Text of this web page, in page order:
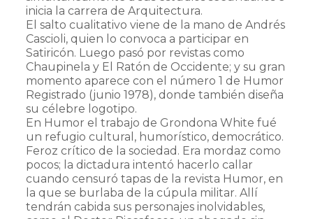
inicia la carrera de Arquitectura.
El salto cualitativo viene de la mano de Andrés
Cascioli, quien lo convoca a participar en
Satiricón. Luego pasó por revistas como
Chaupinela y El Ratón de Occidente; y su gran
momento aparece con el número 1 de Humor
Registrado (junio 1978), donde también diseña
su célebre logotipo.
En Humor el trabajo de Grondona White fué
un refugio cultural, humorístico, democrático.
Feroz crítico de la sociedad. Era mordaz como
pocos; la dictadura intentó hacerlo callar
cuando censuró tapas de la revista Humor, en
la que se burlaba de la cúpula militar. Allí
tendrán cabida sus personajes inolvidables,